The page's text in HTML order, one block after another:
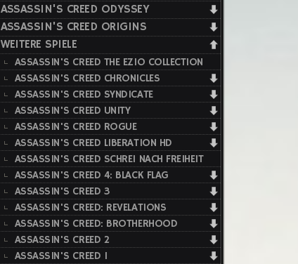
ASSASSIN'S CREED ODYSSEY
ASSASSIN'S CREED ORIGINS
WEITERE SPIELE
ASSASSIN'S CREED THE EZIO COLLECTION
ASSASSIN'S CREED CHRONICLES
ASSASSIN'S CREED SYNDICATE
ASSASSIN'S CREED UNITY
ASSASSIN'S CREED ROGUE
ASSASSIN'S CREED LIBERATION HD
ASSASSIN'S CREED SCHREI NACH FREIHEIT
ASSASSIN'S CREED 4: BLACK FLAG
ASSASSIN'S CREED 3
ASSASSIN'S CREED: REVELATIONS
ASSASSIN'S CREED: BROTHERHOOD
ASSASSIN'S CREED 2
ASSASSIN'S CREED 1